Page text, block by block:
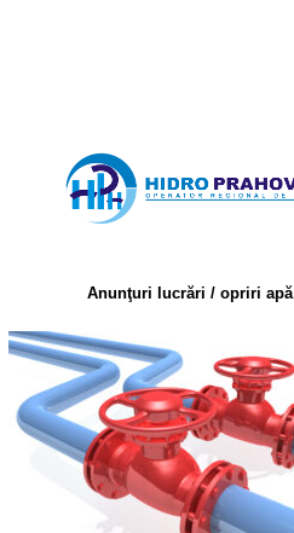
Anunţuri lucrări / opriri apă